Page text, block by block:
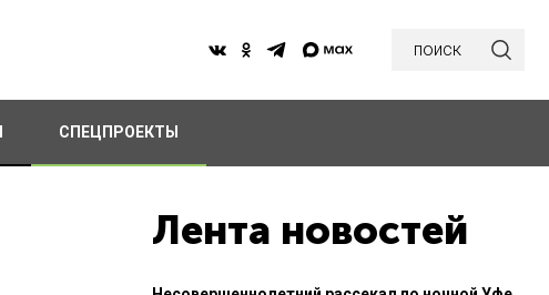
поиск
СПЕЦПРОЕКТЫ
Лента новостей